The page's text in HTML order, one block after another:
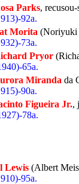
Parks,
92a.
Morita (Noriyuki
73a.
Pryor
65a.
Miranda da
90a.
Figueira Jr.,
78a.
Lewis (Albert
95a.